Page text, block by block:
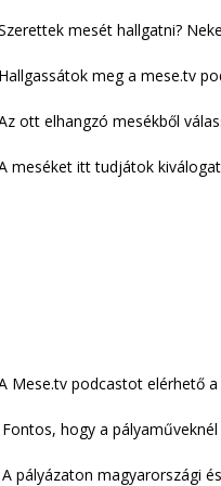
mesét hallgatni?
Hallgassátok meg a mese.tv
ott elhangzó mesékből
meséket itt tudjátok
Mese.tv podcastot elérhető
Fontos, hogy a
A pályázaton magyarországi